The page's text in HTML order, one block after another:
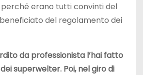
erano tutti convinti del
del regolamento dei
da professionista l’hai fatto
superwelter. Poi, nel giro di